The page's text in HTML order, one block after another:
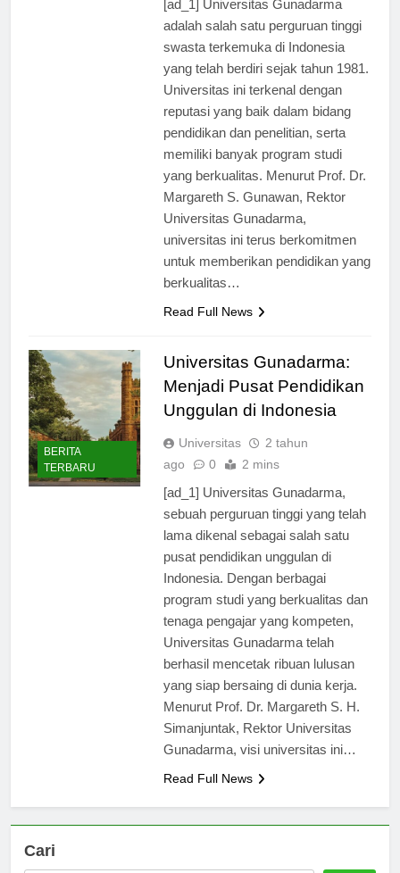
[ad_1] Universitas Gunadarma
adalah salah satu perguruan tinggi
swasta terkemuka di Indonesia
yang telah berdiri sejak tahun 1981.
Universitas ini terkenal dengan
reputasi yang baik dalam bidang
pendidikan dan penelitian, serta
memiliki banyak program studi
yang berkualitas. Menurut Prof. Dr.
Margareth S. Gunawan, Rektor
Universitas Gunadarma,
universitas ini terus berkomitmen
untuk memberikan pendidikan yang
BERITA
TERBARU
Universitas Gunadarma:
Menjadi Pusat Pendidikan
Unggulan di Indonesia
Universitas
2 tahun
[ad_1] Universitas Gunadarma,
sebuah perguruan tinggi yang telah
lama dikenal sebagai salah satu
pusat pendidikan unggulan di
Indonesia. Dengan berbagai
program studi yang berkualitas dan
tenaga pengajar yang kompeten,
Universitas Gunadarma telah
berhasil mencetak ribuan lulusan
yang siap bersaing di dunia kerja.
Menurut Prof. Dr. Margareth S. H.
Simanjuntak, Rektor Universitas
Cari